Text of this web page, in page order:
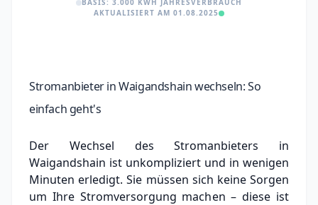
BASIS: 3.000 KWH JAHRESVERBRAUCH
AKTUALISIERT AM 01.08.2025
Stromanbieter in Waigandshain wechseln: So
einfach geht's
Der Wechsel des Stromanbieters in
Waigandshain ist unkompliziert und in wenigen
Minuten erledigt. Sie müssen sich keine Sorgen
um Ihre Stromversorgung machen – diese ist